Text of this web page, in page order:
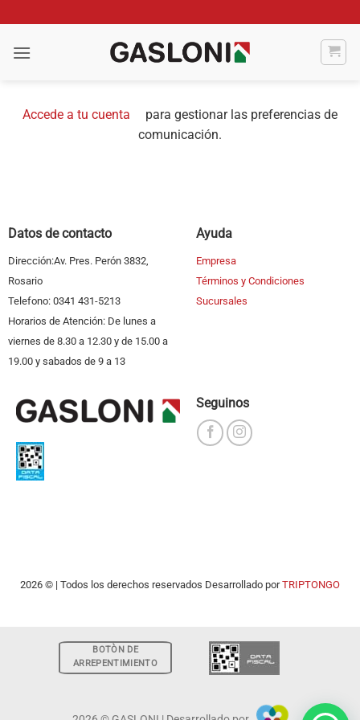
al
contenido
Accede a tu cuenta
para gestionar las preferencias de
comunicación.
Datos de contacto
Dirección:Av. Pres. Perón 3832,
Rosario
Telefono: 0341 431-5213
Horarios de Atención: De lunes a
viernes de 8.30 a 12.30 y de 15.00 a
19.00 y sabados de 9 a 13
Ayuda
Empresa
Términos y Condiciones
Sucursales
Seguinos
2026 © | Todos los derechos reservados Desarrollado porTRIPTONGO
BOTÒN DE
ARREPENTIMIENTO